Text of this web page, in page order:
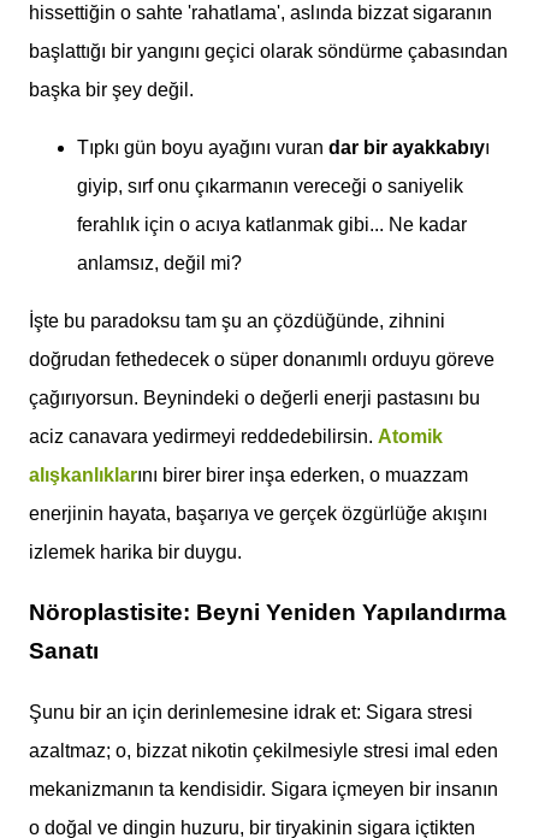
hissettiğin o sahte 'rahatlama', aslında bizzat sigaranın
başlattığı bir yangını geçici olarak söndürme çabasından
başka bir şey değil.
Tıpkı gün boyu ayağını vuran dar bir ayakkabıyı
giyip, sırf onu çıkarmanın vereceği o saniyelik
ferahlık için o acıya katlanmak gibi... Ne kadar
anlamsız, değil mi?
İşte bu paradoksu tam şu an çözdüğünde, zihnini
doğrudan fethedecek o süper donanımlı orduyu göreve
çağırıyorsun. Beynindeki o değerli enerji pastasını bu
aciz canavara yedirmeyi reddedebilirsin. Atomik
alışkanlıklarını birer birer inşa ederken, o muazzam
enerjinin hayata, başarıya ve gerçek özgürlüğe akışını
izlemek harika bir duygu.
Nöroplastisite: Beyni Yeniden Yapılandırma
Sanatı
Şunu bir an için derinlemesine idrak et: Sigara stresi
azaltmaz; o, bizzat nikotin çekilmesiyle stresi imal eden
mekanizmanın ta kendisidir. Sigara içmeyen bir insanın
o doğal ve dingin huzuru, bir tiryakinin sigara içtikten